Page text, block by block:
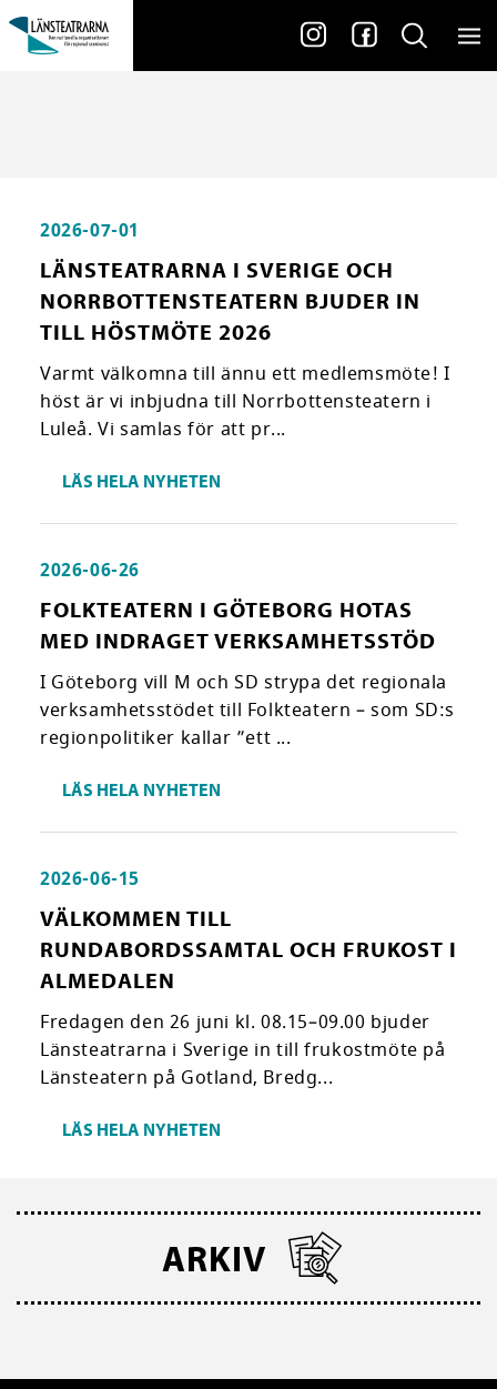
2026-07-01
LÄNSTEATRARNA I SVERIGE OCH
NORRBOTTENSTEATERN BJUDER IN
TILL HÖSTMÖTE 2026
Varmt välkomna till ännu ett medlemsmöte! I
höst är vi inbjudna till Norrbottensteatern i
Luleå. Vi samlas för att pr...
LÄS HELA NYHETEN
2026-06-26
FOLKTEATERN I GÖTEBORG HOTAS
MED INDRAGET VERKSAMHETSSTÖD
I Göteborg vill M och SD strypa det regionala
verksamhetsstödet till Folkteatern – som SD:s
regionpolitiker kallar ”ett ...
LÄS HELA NYHETEN
2026-06-15
VÄLKOMMEN TILL
RUNDABORDSSAMTAL OCH FRUKOST I
ALMEDALEN
Fredagen den 26 juni kl. 08.15–09.00 bjuder
Länsteatrarna i Sverige in till frukostmöte på
Länsteatern på Gotland, Bredg...
LÄS HELA NYHETEN
ARKIV